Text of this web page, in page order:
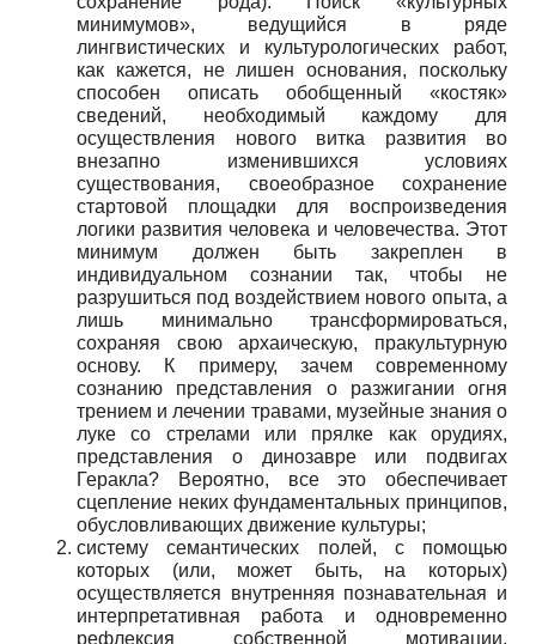
минимумов», ведущийся в ряде
лингвистических и культурологических работ,
как кажется, не лишен основания, поскольку
способен описать обобщенный «костяк»
сведений, необходимый каждому для
осуществления нового витка развития во
внезапно изменившихся условиях
существования, своеобразное сохранение
стартовой площадки для воспроизведения
логики развития человека и человечества. Этот
минимум должен быть закреплен в
индивидуальном сознании так, чтобы не
разрушиться под воздействием нового опыта, а
лишь минимально трансформироваться,
сохраняя свою архаическую, пракультурную
основу. К примеру, зачем современному
сознанию представления о разжигании огня
трением и лечении травами, музейные знания о
луке со стрелами или прялке как орудиях,
представления о динозавре или подвигах
Геракла? Вероятно, все это обеспечивает
сцепление неких фундаментальных принципов,
обусловливающих движение культуры;
систему семантических полей, с помощью
которых (или, может быть, на которых)
осуществляется внутренняя познавательная и
интерпретативная работа и одновременно
рефлексия собственной мотивации,